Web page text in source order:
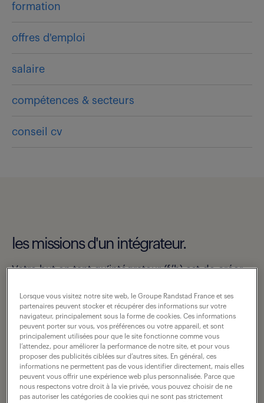
formation
offres d'emploi
salaire
compétences & secteurs
conseil cv
les missions d'un intégrateur.
Votre but en tant qu’intégrateur (f/h) est de créer
éléments textuels, graphiques et vidéos déjà
réalisés. Vous réalisez ainsi de nombreuses tâches,
comme l’élaboration de l’arborescence du site, la
mise en page des textes, le placement des balises,
l’exploitation des systèmes, l’intégration
d’applications et leur mise à jour, le tout en
Lorsque vous visitez notre site web, le Groupe Randstad France et ses
partenaires peuvent stocker et récupérer des informations sur votre
navigateur, principalement sous la forme de cookies. Ces informations
peuvent porter sur vous, vos préférences ou votre appareil, et sont
principalement utilisées pour que le site fonctionne comme vous
l’attendez, pour améliorer la performance de notre site, et pour vous
proposer des publicités ciblées sur d’autres sites. En général, ces
informations ne permettent pas de vous identifier directement, mais elles
peuvent vous offrir une expérience web plus personnalisée. Parce que
nous respectons votre droit à la vie privée, vous pouvez choisir de ne
pas autoriser les catégories de cookies qui ne sont pas strictement